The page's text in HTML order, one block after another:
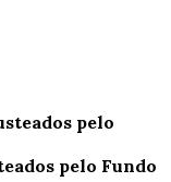
pelo Fundo